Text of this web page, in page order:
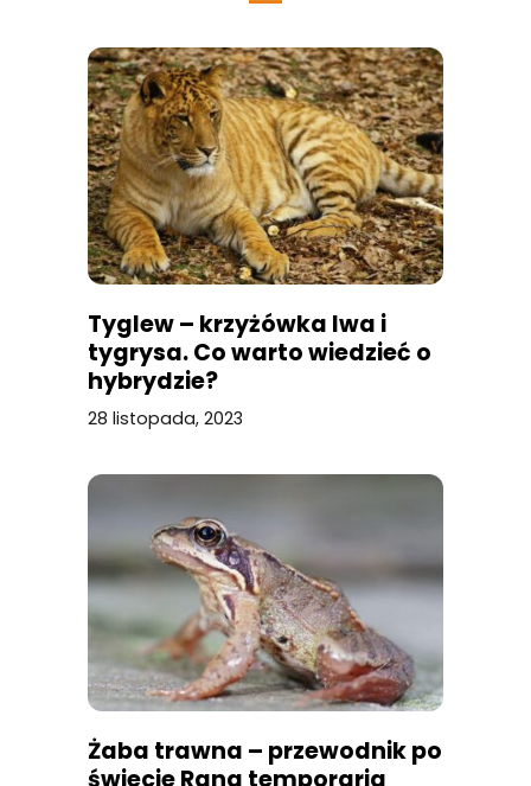
Tyglew – krzyżówka lwa i
tygrysa. Co warto wiedzieć o
hybrydzie?
28 listopada, 2023
Żaba trawna – przewodnik po
świecie Rana temporaria